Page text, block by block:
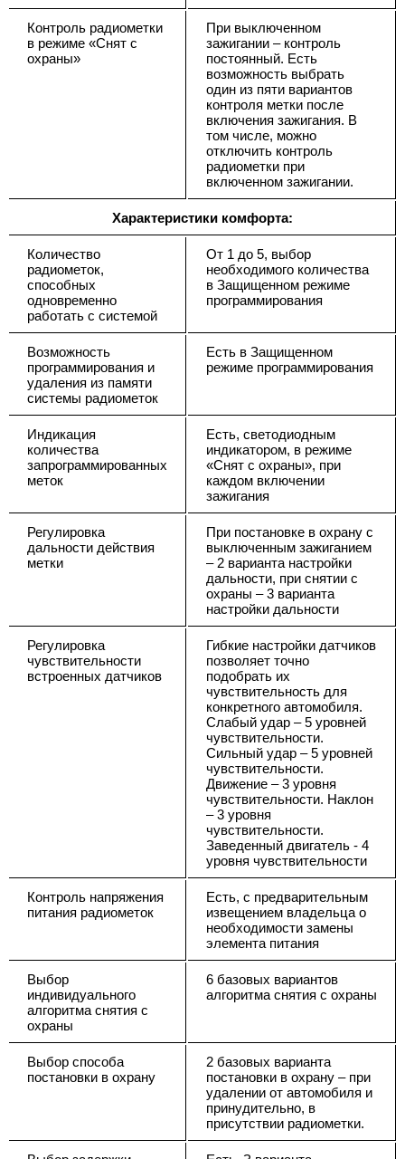
Контроль радиометки
в режиме «Снят с
охраны»
При выключенном
зажигании – контроль
постоянный. Есть
возможность выбрать
один из пяти вариантов
контроля метки после
включения зажигания. В
том числе, можно
отключить контроль
радиометки при
включенном зажигании.
Характеристики комфорта:
Количество
радиометок,
способных
одновременно
работать с системой
От 1 до 5, выбор
необходимого количества
в Защищенном режиме
программирования
Возможность
программирования и
удаления из памяти
системы радиометок
Есть в Защищенном
режиме программирования
Индикация
количества
запрограммированных
меток
Есть, светодиодным
индикатором, в режиме
«Снят с охраны», при
каждом включении
зажигания
Регулировка
дальности действия
метки
При постановке в охрану с
выключенным зажиганием
– 2 варианта настройки
дальности, при снятии с
охраны – 3 варианта
настройки дальности
Регулировка
чувствительности
встроенных датчиков
Гибкие настройки датчиков
позволяет точно
подобрать их
чувствительность для
конкретного автомобиля.
Слабый удар – 5 уровней
чувствительности.
Сильный удар – 5 уровней
чувствительности.
Движение – 3 уровня
чувствительности. Наклон
– 3 уровня
чувствительности.
Заведенный двигатель - 4
уровня чувствительности
Контроль напряжения
питания радиометок
Есть, с предварительным
извещением владельца о
необходимости замены
элемента питания
Выбор
индивидуального
алгоритма снятия с
охраны
6 базовых вариантов
алгоритма снятия с охраны
Выбор способа
постановки в охрану
2 базовых варианта
постановки в охрану – при
удалении от автомобиля и
принудительно, в
присутствии радиометки.